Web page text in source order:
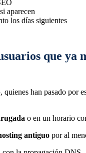
aparecen
los días siguientes
que ya
han pasado por
o en un horario
antiguo por al